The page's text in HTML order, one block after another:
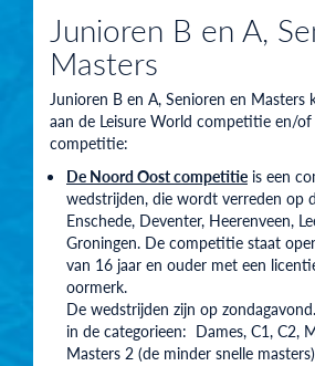
Junioren B en A,
Masters
Junioren B en A, Senioren en Masters
aan de Leisure World competitie en/
competitie:
De Noord Oost competitie is een
wedstrijden, die wordt verreden op
Enschede, Deventer, Heerenveen,
Groningen. De competitie staat
van 16 jaar en ouder met een
oormerk.
De wedstrijden zijn op
in de categorieen: Dames, C1, C2,
Masters 2 (de minder snelle